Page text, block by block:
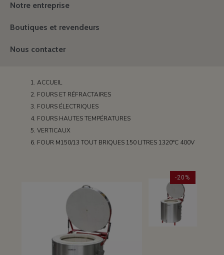
Notre entreprise
Boutiques et revendeurs
Nous contacter
ACCUEIL
FOURS ET RÉFRACTAIRES
FOURS ÉLECTRIQUES
FOURS HAUTES TEMPÉRATURES
VERTICAUX
FOUR M150/13 TOUT BRIQUES 150 LITRES 1320°C 400V
-20%